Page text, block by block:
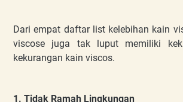
Dari empat daftar list kelebihan kain
viscose juga tak luput memiliki
kekurangan kain viscos.
1. Tidak Ramah Lingkungan